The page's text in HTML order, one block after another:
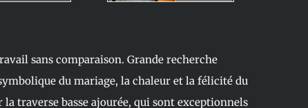
sans comparaison. Grande recherche
du mariage, la chaleur et la félicité du
traverse basse ajourée, qui sont exceptionnels